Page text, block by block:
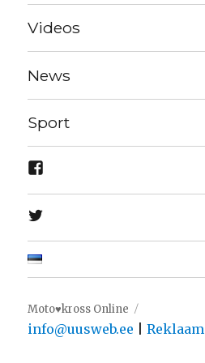
Videos
News
Sport
Moto♥kross Online
info@uusweb.ee |Reklaam